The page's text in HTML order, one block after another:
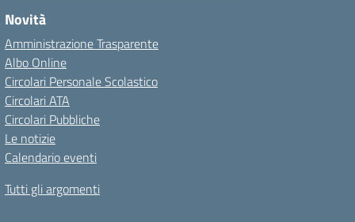
Novità
Amministrazione Trasparente
Albo Online
Circolari Personale Scolastico
Circolari ATA
Circolari Pubbliche
Le notizie
Calendario eventi
Tutti gli argomenti